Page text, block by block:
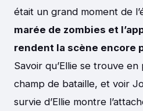
était un grand moment de
marée de zombies et
rendent la scène encore
Savoir qu’Ellie se trouve
champ de bataille, et voir
survie d’Ellie montre